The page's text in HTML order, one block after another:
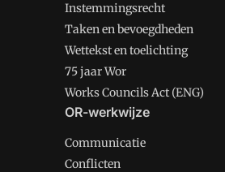
Instemmingsrecht
Taken en bevoegdheden
Wettekst en toelichting
75 jaar Wor
Works Councils Act (ENG)
OR-werkwijze
Communicatie
Conflicten